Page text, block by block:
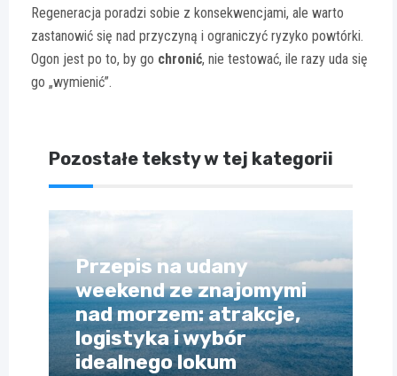
Regeneracja poradzi sobie z konsekwencjami, ale warto
zastanowić się nad przyczyną i ograniczyć ryzyko powtórki.
Ogon jest po to, by go chronić, nie testować, ile razy uda się
go „wymienić”.
Pozostałe teksty w tej kategorii
Przepis na udany
weekend ze znajomymi
nad morzem: atrakcje,
logistyka i wybór
idealnego lokum